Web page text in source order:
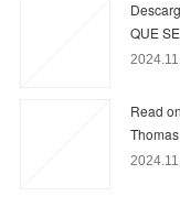
QUE
Read
Thomas